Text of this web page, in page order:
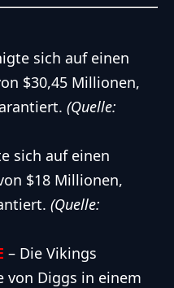
sich auf einen
$30,45 Millionen,
(Quelle:
sich auf einen
$18 Millionen,
(Quelle:
– Die Vikings
von Diggs in einem